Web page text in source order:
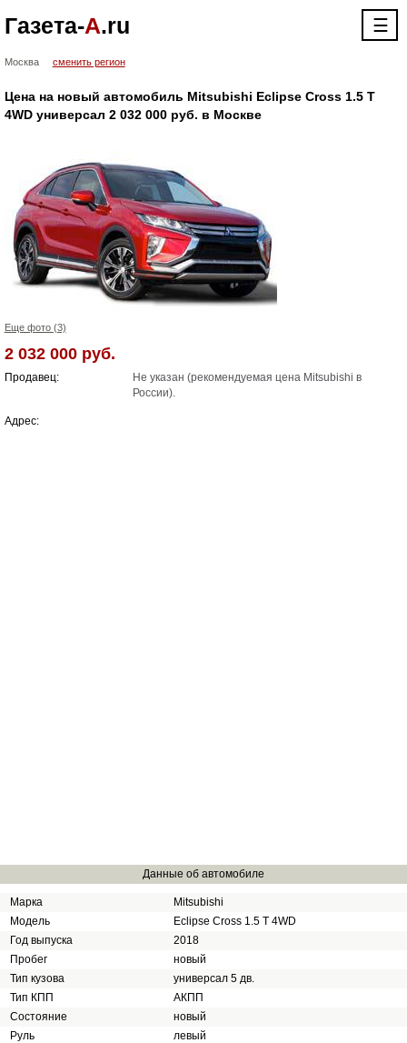
Газета-А.ru ☰
Москва сменить регион
Цена на новый автомобиль Mitsubishi Eclipse Cross 1.5 T
4WD универсал 2 032 000 руб. в Москве
Еще фото (3)
2 032 000 руб.
Продавец:
Не указан (рекомендуемая цена Mitsubishi в
России).
Адрес:
Данные об автомобиле
Марка
Mitsubishi
Модель
Eclipse Cross 1.5 T 4WD
Год выпуска
2018
Пробег
новый
Тип кузова
универсал 5 дв.
Тип КПП
АКПП
Состояние
новый
Руль
левый